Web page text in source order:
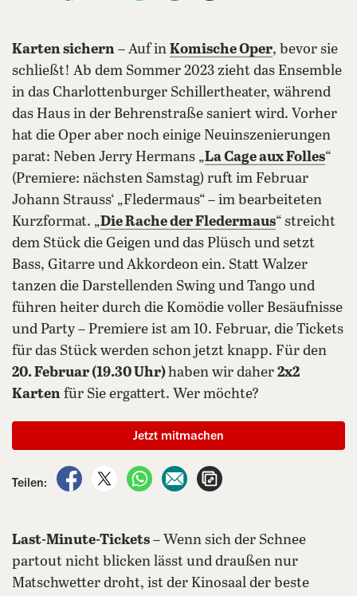
Karten sichern – Auf in Komische Oper, bevor sie
schließt! Ab dem Sommer 2023 zieht das Ensemble
in das Charlottenburger Schillertheater, während
das Haus in der Behrenstraße saniert wird. Vorher
hat die Oper aber noch einige Neuinszenierungen
parat: Neben Jerry Hermans „La Cage aux Folles“
(Premiere: nächsten Samstag) ruft im Februar
Johann Strauss‘ „Fledermaus“ – im bearbeiteten
Kurzformat. „Die Rache der Fledermaus“ streicht
dem Stück die Geigen und das Plüsch und setzt
Bass, Gitarre und Akkordeon ein. Statt Walzer
tanzen die Darstellenden Swing und Tango und
führen heiter durch die Komödie voller Besäufnisse
und Party – Premiere ist am 10. Februar, die Tickets
für das Stück werden schon jetzt knapp. Für den
20. Februar (19.30 Uhr)haben wir daher 2x2
Karten für Sie ergattert. Wer möchte?
Teilen:
auf Facebook teilen
auf X teilenper WhatsApp teilen
per E-Mail teilen
Jetzt mitmachen
Last-Minute-Tickets – Wenn sich der Schnee
partout nicht blicken lässt und draußen nur
Matschwetter droht, ist der Kinosaal der beste